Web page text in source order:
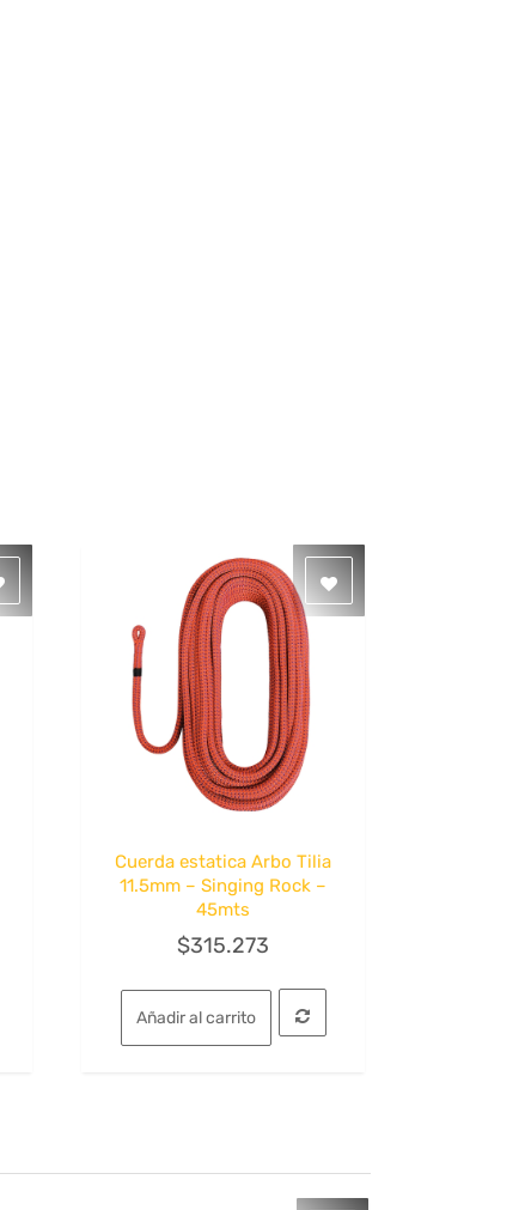
Quick View
Cuerda estatica Arbo Tilia
11.5mm – Singing Rock –
45mts
$315.273
Añadir al carrito